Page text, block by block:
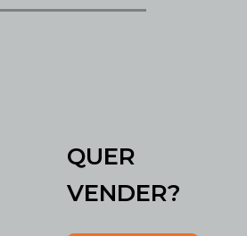
QUER
VENDER?